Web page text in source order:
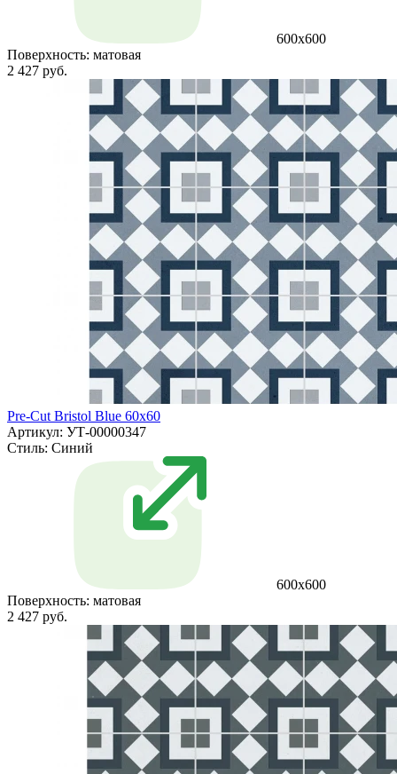
600x600
Поверхность: матовая
2 427 руб.
Pre-Cut Bristol Blue 60x60
Артикул: УТ-00000347
Стиль: Синий
600x600
Поверхность: матовая
2 427 руб.